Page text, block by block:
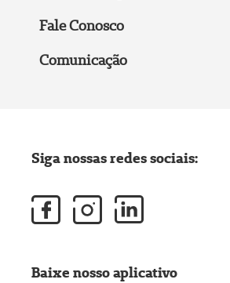
Fale Conosco
Comunicação
Siga nossas redes sociais:
Baixe nosso aplicativo